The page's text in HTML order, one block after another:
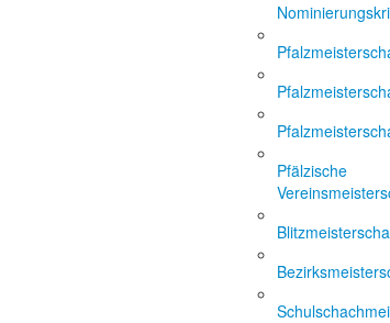
Pfälzische